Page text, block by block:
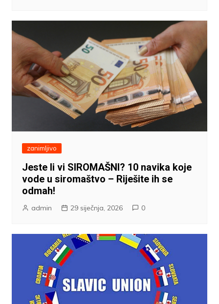
zanimljivo
Jeste li vi SIROMAŠNI? 10 navika koje
vode u siromaštvo – Riješite ih se
odmah!
admin 29 siječnja, 2026 0